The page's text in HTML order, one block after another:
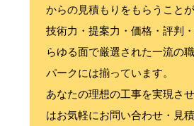
からの見積もりをもらうことが
技術力・提案力・価格・評判
らゆる面で厳選された一流の
パークには揃っています。
あなたの理想の工事を実現さ
はお気軽にお問い合わせ・見